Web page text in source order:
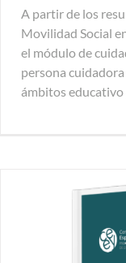
A partir de los
Movilidad Social
el módulo de
persona
ámbitos educativo